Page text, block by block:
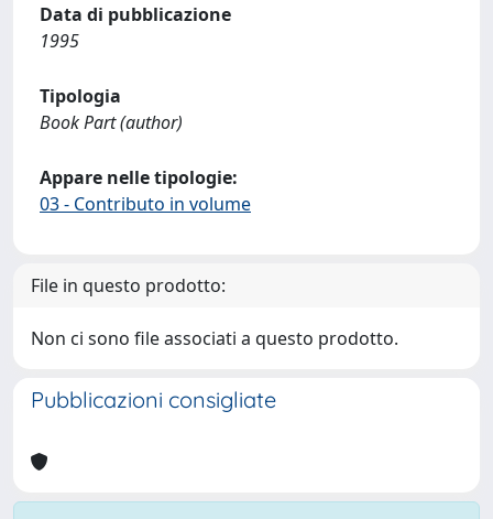
Data di pubblicazione
1995
Tipologia
Book Part (author)
Appare nelle tipologie:
03 - Contributo in volume
File in questo prodotto:
Non ci sono file associati a questo prodotto.
Pubblicazioni consigliate